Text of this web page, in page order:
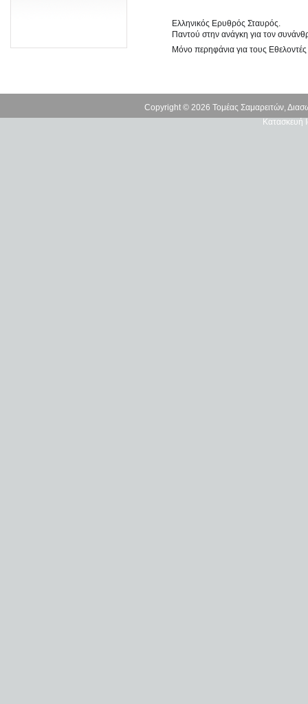
Ελληνικός Ερυθρός Σταυρός.
Παντού στην ανάγκη για τον
Μόνο περηφάνια για τους
Copyright © 2026 Τομέας Σαμαρειτών,
Κατασκευή